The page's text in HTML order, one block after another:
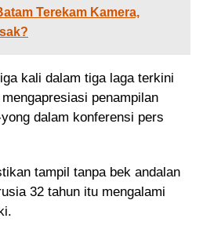
Terekam Kamera,
kali dalam tiga laga terkini
penampilan
dalam konferensi pers
tampil tanpa bek andalan
32 tahun itu mengalami